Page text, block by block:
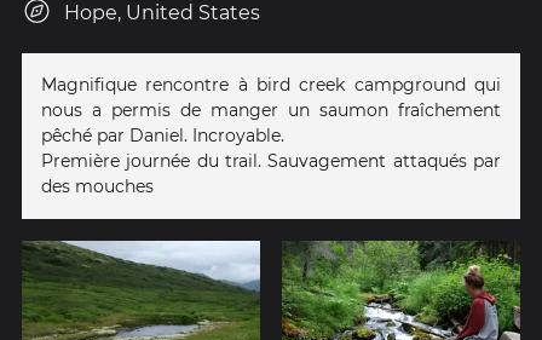
Hope, United States
Magnifique rencontre à bird creek campground qui
nous a permis de manger un saumon fraîchement
pêché par Daniel. Incroyable.
Première journée du trail. Sauvagement attaqués par
des mouches